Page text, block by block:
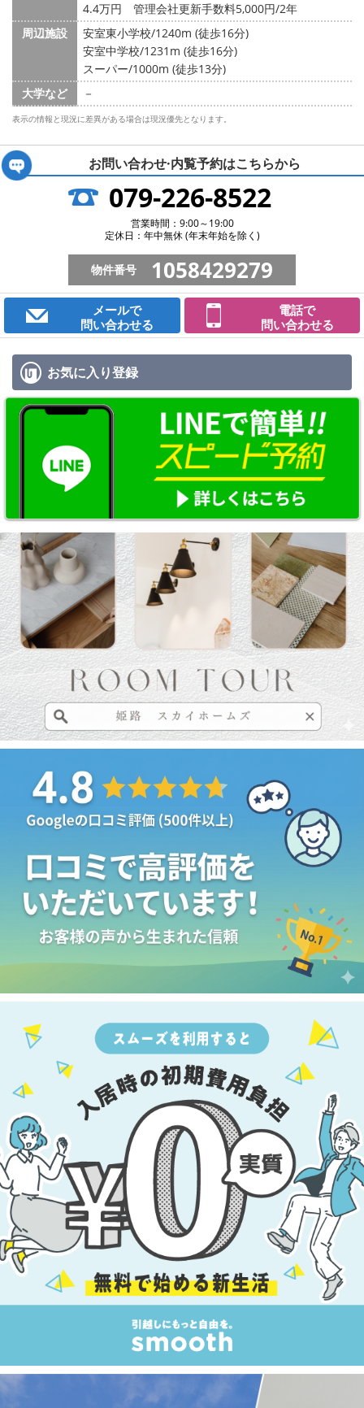
4.4万円 管理会社更新手数料5,000円/2年
周辺施設
安室東小学校/1240m (徒歩16分)
安室中学校/1231m (徒歩16分)
スーパー/1000m (徒歩13分)
大学など
－
表示の情報と現況に差異がある場合は現況優先となります。
お問い合わせ·内覧予約はこちらから
079-226-8522
営業時間：9:00～19:00
定休日：年中無休 (年末年始を除く)
物件番号 1058429279
メールで
問い合わせる
電話で
問い合わせる
お気に入り登録